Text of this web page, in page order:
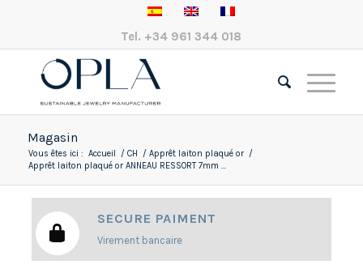
Tel. +34 961 344 018
Magasin
Vous êtes ici : Accueil / CH / Apprêt laiton plaqué or /
Apprêt laiton plaqué or ANNEAU RESSORT 7mm ...
SECURE PAIMENT
Virement bancaire